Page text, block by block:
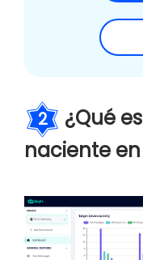
2
¿Qué
naciente